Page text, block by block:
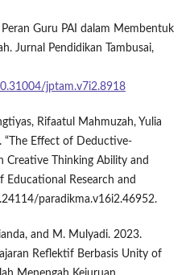
Guru PAI dalam Membentuk
Jurnal Pendidikan Tambusai,
jptam.v7i2.8918
Rifaatul Mahmuzah, Yulia
“The Effect of Deductive-
Creative Thinking Ability and
Educational Research and
paradikma.v16i2.46952.
and M. Mulyadi. 2023.
Reflektif Berbasis Unity of